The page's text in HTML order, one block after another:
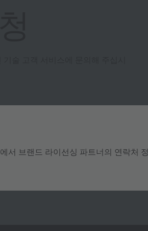
에서 브랜드 라이선싱 파트너의 연락처